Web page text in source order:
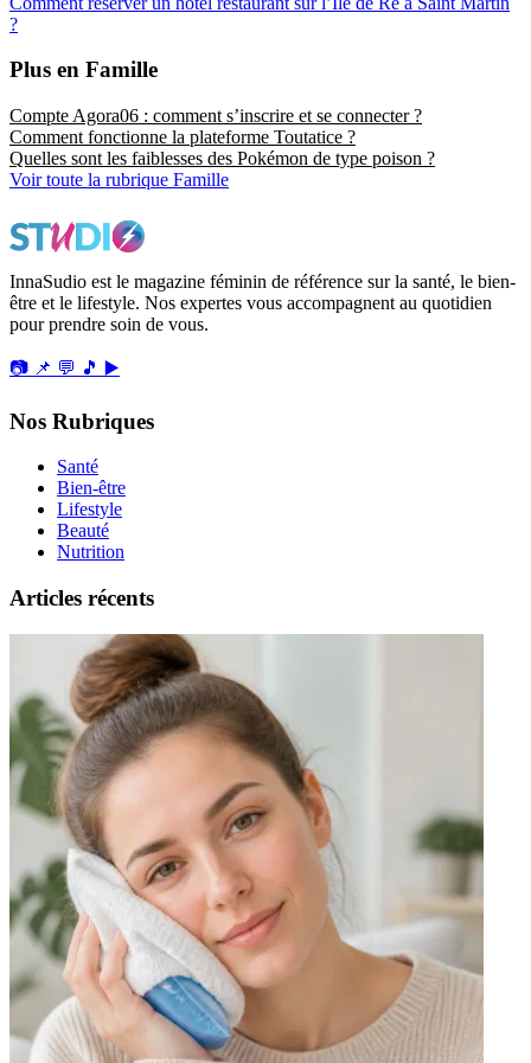
?
Plus en Famille
Compte Agora06 : comment s’inscrire et se connecter ?
Comment fonctionne la plateforme Toutatice ?
Quelles sont les faiblesses des Pokémon de type poison ?
Voir toute la rubrique Famille
InnaSudio est le magazine féminin de référence sur la santé, le bien-
être et le lifestyle. Nos expertes vous accompagnent au quotidien
pour prendre soin de vous.
📷 📌 💬 🎵 ▶️
Nos Rubriques
Santé
Bien-être
Lifestyle
Beauté
Nutrition
Articles récents